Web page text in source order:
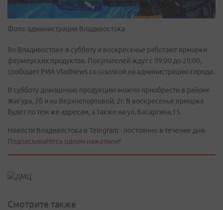
Фото: администрация Владивостока
Во Владивостоке в субботу и воскресенье работают ярмарки
фермерских продуктов. Покупателей ждут с 09:00 до 20:00,
сообщает РИА VladNews со ссылкой на администрацию города.
В субботу домашнюю продукцию можно приобрести в районе
Жигура, 2б и на Верхнепортовой, 2г. В воскресенье ярмарка
будет по тем же адресам, а также на ул. Басаргина,15.
Новости Владивостока в Telegram - постоянно в течение дня.
Подписывайтесь одним нажатием!
Смотрите также